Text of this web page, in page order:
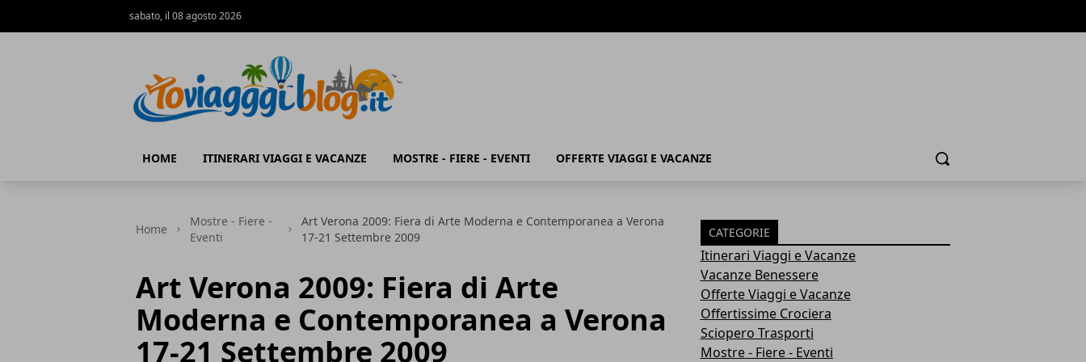
sabato, il 08 agosto 2026
HOME ITINERARI VIAGGI E VACANZE MOSTRE - FIERE - EVENTI OFFERTE VIAGGI E VACANZE Cerca
Home
Mostre - Fiere -
Eventi
Art Verona 2009: Fiera di Arte Moderna e Contemporanea a Verona
17-21 Settembre 2009
Art Verona 2009: Fiera di Arte
Moderna e Contemporanea a Verona
17-21 Settembre 2009
CATEGORIE
Itinerari Viaggi e Vacanze
Vacanze Benessere
Offerte Viaggi e Vacanze
Offertissime Crociera
Sciopero Trasporti
Mostre - Fiere - Eventi